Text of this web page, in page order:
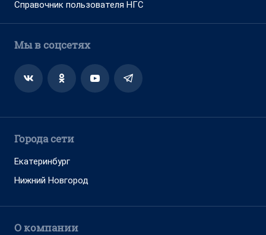
Справочник пользователя НГС
Мы в соцсетях
Города сети
Екатеринбург
Нижний Новгород
О компании